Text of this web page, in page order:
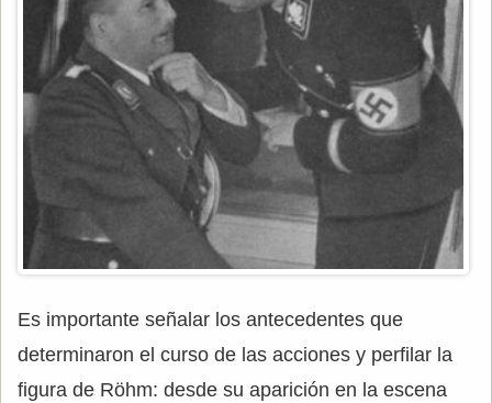
Es importante señalar los antecedentes que
determinaron el curso de las acciones y perfilar la
figura de Röhm: desde su aparición en la escena